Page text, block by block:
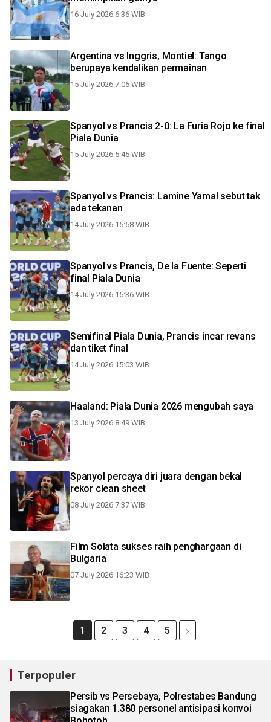
16 July 2026 6:36 WIB
Argentina vs Inggris, Montiel: Tango
berupaya kendalikan permainan
15 July 2026 7:06 WIB
Spanyol vs Prancis 2-0: La Furia Rojo ke final
Piala Dunia
15 July 2026 5:45 WIB
Spanyol vs Prancis: Lamine Yamal sebut tak
ada tekanan
14 July 2026 15:58 WIB
Spanyol vs Prancis, De la Fuente: Seperti
final Piala Dunia
14 July 2026 15:36 WIB
Semifinal Piala Dunia, Prancis incar revans
dan tiket final
14 July 2026 15:03 WIB
Haaland: Piala Dunia 2026 mengubah saya
13 July 2026 8:49 WIB
Spanyol percaya diri juara dengan bekal
rekor clean sheet
08 July 2026 7:37 WIB
Film Solata sukses raih penghargaan di
Bulgaria
07 July 2026 16:23 WIB
1 2 3 4 5
Terpopuler
Persib vs Persebaya, Polrestabes Bandung
siagakan 1.380 personel antisipasi konvoi